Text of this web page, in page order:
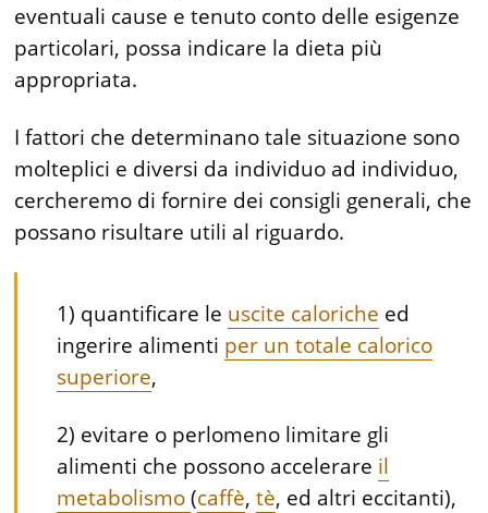
eventuali cause e tenuto conto delle esigenze
particolari, possa indicare la dieta più
appropriata.
I fattori che determinano tale situazione sono
molteplici e diversi da individuo ad individuo,
cercheremo di fornire dei consigli generali, che
possano risultare utili al riguardo.
1) quantificare le uscite caloriche ed
ingerire alimenti per un totale calorico
superiore,
2) evitare o perlomeno limitare gli
alimenti che possono accelerare il
metabolismo(caffè,tè, ed altri eccitanti),